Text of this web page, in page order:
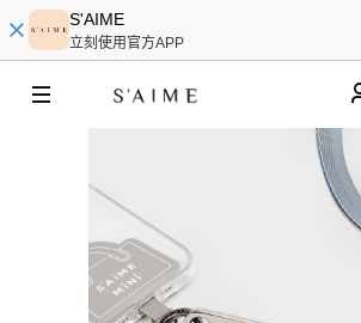
S'AIME
立刻使用官方APP